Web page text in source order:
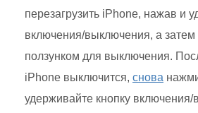
перезагрузить iPhone, нажав и
включения/выключения, а затем
ползунком для выключения.
iPhone выключится, снова
удерживайте кнопку